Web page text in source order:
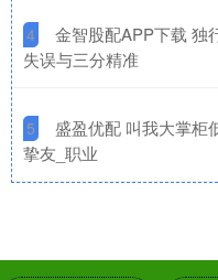
4
金智股配APP下载 独
失误与三分精准
5
盛盈优配 叫我大掌柜
挚友_职业